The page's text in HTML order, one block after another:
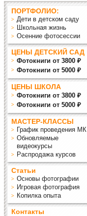
ПОРТФОЛИО:
Дети в детском саду
Школьная жизнь
Осенние фотосессии
ЦЕНЫ ДЕТСКИЙ САД
Фотокниги от 3800 ₽
Фотокниги от 5000 ₽
ЦЕНЫ ШКОЛА
Фотокниги от 3800 ₽
Фотокниги от 5000 ₽
МАСТЕР-КЛАССЫ
График проведения МК
Обновляемые
видеокурсы
Распродажа курсов
Статьи
Основы фотографии
Игровая фотография
Копилка опыта
Контакты